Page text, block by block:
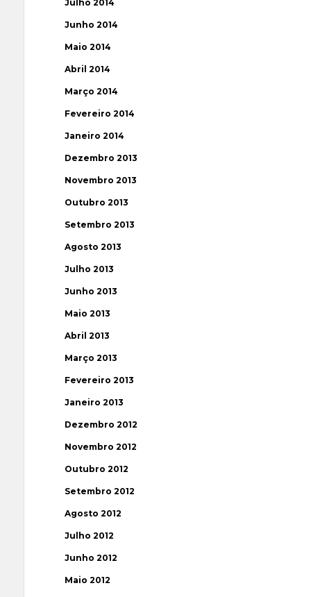
Julho 2014
Junho 2014
Maio 2014
Abril 2014
Março 2014
Fevereiro 2014
Janeiro 2014
Dezembro 2013
Novembro 2013
Outubro 2013
Setembro 2013
Agosto 2013
Julho 2013
Junho 2013
Maio 2013
Abril 2013
Março 2013
Fevereiro 2013
Janeiro 2013
Dezembro 2012
Novembro 2012
Outubro 2012
Setembro 2012
Agosto 2012
Julho 2012
Junho 2012
Maio 2012